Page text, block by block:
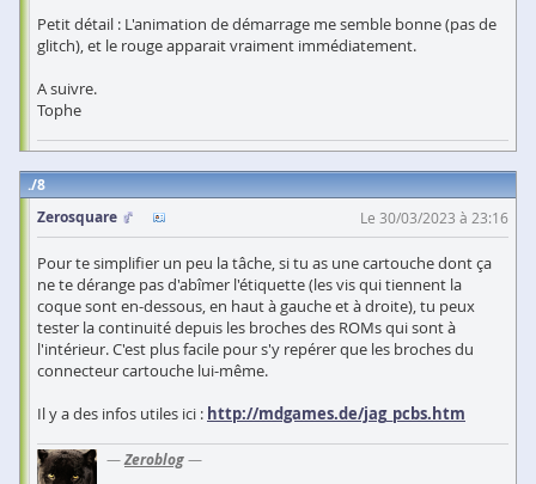
Petit détail : L'animation de démarrage me semble bonne (pas de
glitch), et le rouge apparait vraiment immédiatement.
A suivre.
Tophe
8
Zerosquare
Le 30/03/2023 à 23:16
Pour te simplifier un peu la tâche, si tu as une cartouche dont ça
ne te dérange pas d'abîmer l'étiquette (les vis qui tiennent la
coque sont en-dessous, en haut à gauche et à droite), tu peux
tester la continuité depuis les broches des ROMs qui sont à
l'intérieur. C'est plus facile pour s'y repérer que les broches du
connecteur cartouche lui-même.
Il y a des infos utiles ici : http://mdgames.de/jag_pcbs.htm
—Zeroblog—